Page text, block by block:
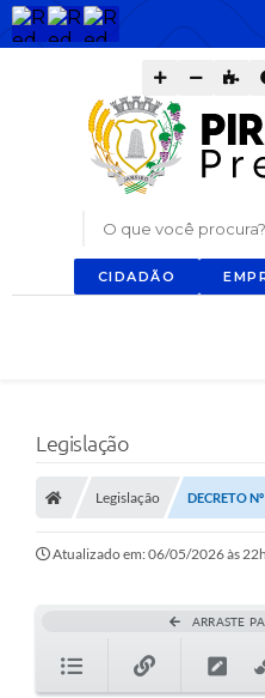
O que você procura?
CIDADÃO
Legislação
Legislação DECRETO
Atualizado em: 06/05/2026 às
ARRASTE